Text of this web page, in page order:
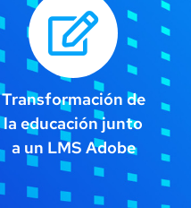
Transformación de
la educación junto
a un LMS Adobe